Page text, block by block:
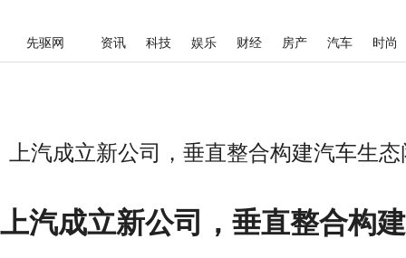
先驱网 资讯 科技 娱乐 财经 房产 汽车 时尚
上汽成立新公司，垂直整合构建汽车生
上汽成立新公司，垂直整合构